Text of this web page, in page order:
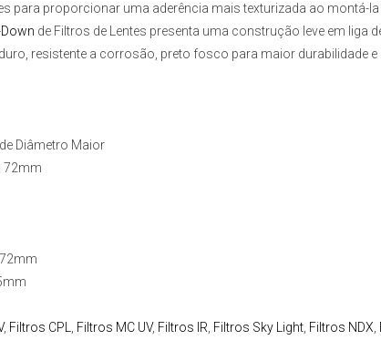
para proporcionar uma aderência mais texturizada ao montá-la
de Filtros de Lentes presenta uma construção leve em liga
resistente a corrosão, preto fosco para maior durabilidade e
Diâmetro Maior
72mm
, Filtros CPL Filtros MC UV, Filtros IR Filtros Sky Light Filtros NDX